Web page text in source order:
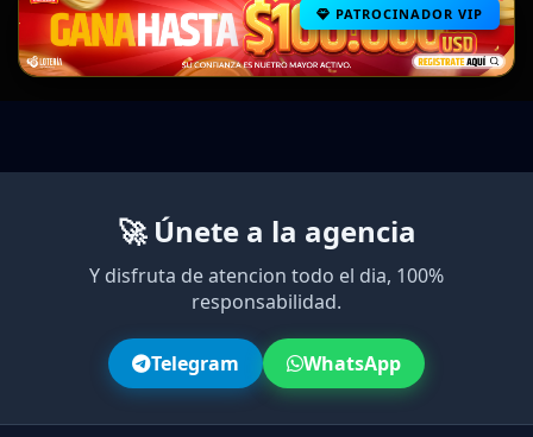
PATROCINADOR VIP
🚀 Únete a la agencia
Y disfruta de atencion todo el dia, 100%
responsabilidad.
Telegram WhatsApp